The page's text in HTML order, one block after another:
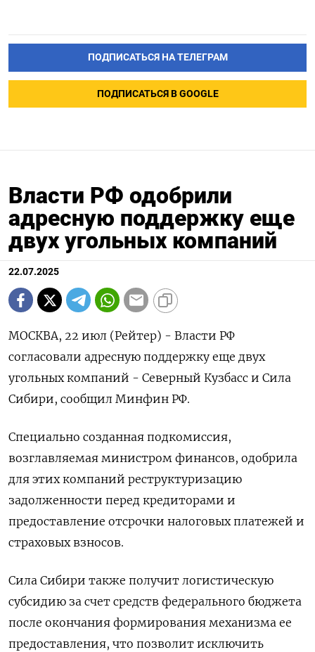
ПОДПИСАТЬСЯ НА ТЕЛЕГРАМ
ПОДПИСАТЬСЯ В GOOGLE
Власти РФ одобрили
адресную поддержку еще
двух угольных компаний
22.07.2025
МОСКВА, 22 июл (Рейтер) - Власти РФ
согласовали адресную поддержку еще двух
угольных компаний - Северный Кузбасс и Сила
Сибири, сообщил Минфин РФ.
Специально созданная подкомиссия,
возглавляемая министром финансов, одобрила
для этих компаний реструктуризацию
задолженности перед кредиторами и
предоставление отсрочки налоговых платежей и
страховых взносов.
Сила Сибири также получит логистическую
субсидию за счет средств федерального бюджета
после окончания формирования механизма ее
предоставления, что позволит исключить